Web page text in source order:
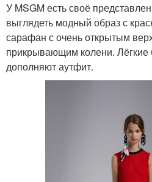
У MSGM есть своё
выглядеть модный образ с
сарафан с очень открытым
прикрывающим колени. Лёгкие
дополняют аутфит.